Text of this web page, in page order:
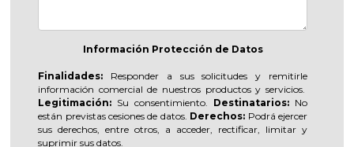
Información Protección de Datos
Finalidades: Responder a sus solicitudes y remitirle
información comercial de nuestros productos y servicios.
Legitimación: Su consentimiento. Destinatarios:No
están previstas cesiones de datos. Derechos: Podrá ejercer
sus derechos, entre otros, a acceder, rectificar, limitar y
suprimir sus datos.